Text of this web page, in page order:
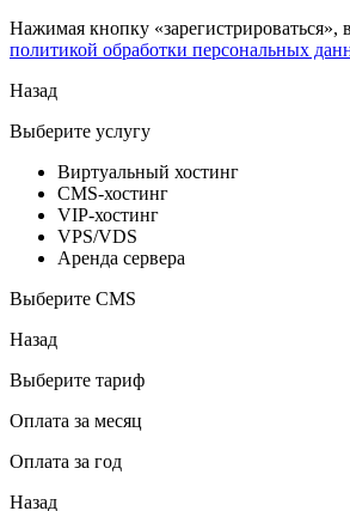
Нажимая кнопку «зарегистрироваться»,
политикой обработки персональных
Назад
Выберите услугу
Виртуальный хостинг
CMS-хостинг
VIP-хостинг
VPS/VDS
Аренда сервера
Выберите CMS
Назад
Выберите тариф
Оплата за месяц
Оплата за год
Назад